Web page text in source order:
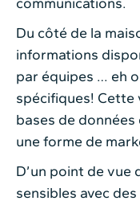
Du côté de la
informations
par équipes … eh
spécifiques! Cette
bases de données
une forme de
D’un point de vue
sensibles avec